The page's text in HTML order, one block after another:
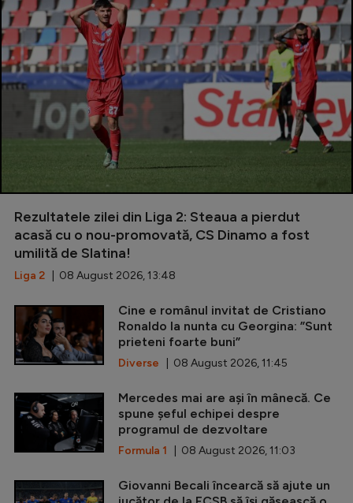
Rezultatele zilei din Liga 2: Steaua a pierdut
acasă cu o nou-promovată, CS Dinamo a fost
umilită de Slatina!
Liga 2 | 08 August 2026, 13:48
Cine e românul invitat de Cristiano
Ronaldo la nunta cu Georgina: ”Sunt
prieteni foarte buni”
Diverse | 08 August 2026, 11:45
Mercedes mai are ași în mânecă. Ce
spune șeful echipei despre
programul de dezvoltare
Formula 1 | 08 August 2026, 11:03
Giovanni Becali încearcă să ajute un